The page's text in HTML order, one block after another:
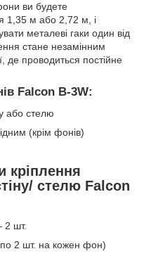
ви будете
1,35 м або 2,72 м, і
металеві гаки один від
стане незамінним
де проводиться постійне
Falcon B-3W:
або стелю
(крім фонів)
кріплення
стелю Falcon
2 шт.
2 шт. на кожен фон)